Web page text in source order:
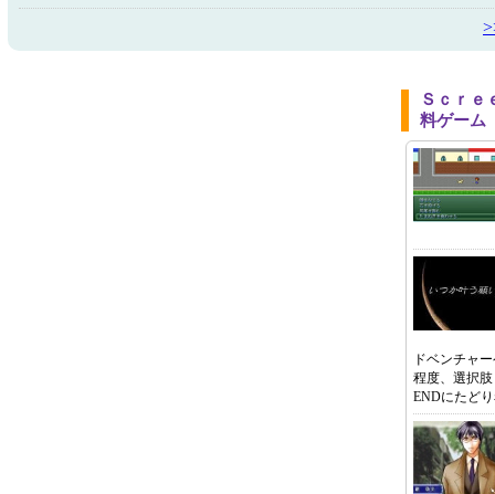
Ｓｃｒｅ
料ゲーム
ドベンチャ
程度、選択
ENDにたど